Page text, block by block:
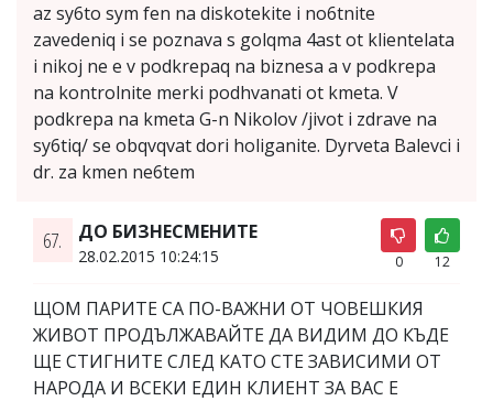
az sy6to sym fen na diskotekite i no6tnite
zavedeniq i se poznava s golqma 4ast ot klientelata
i nikoj ne e v podkrepaq na biznesa a v podkrepa
na kontrolnite merki podhvanati ot kmeta. V
podkrepa na kmeta G-n Nikolov /jivot i zdrave na
sy6tiq/ se obqvqvat dori holiganite. Dyrveta Balevci i
dr. za kmen ne6tem
67. ДО БИЗНЕСМЕНИТЕ
28.02.2015 10:24:15 0 12
ЩОМ ПАРИТЕ СА ПО-ВАЖНИ ОТ ЧОВЕШКИЯ
ЖИВОТ ПРОДЪЛЖАВАЙТЕ ДА ВИДИМ ДО КЪДЕ
ЩЕ СТИГНИТЕ СЛЕД КАТО СТЕ ЗАВИСИМИ ОТ
НАРОДА И ВСЕКИ ЕДИН КЛИЕНТ ЗА ВАС Е